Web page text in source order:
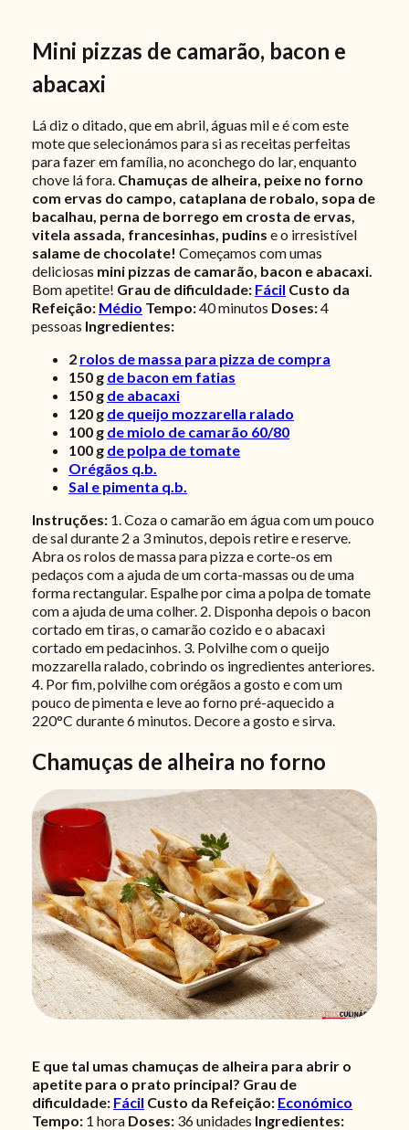
Mini pizzas de camarão, bacon e
abacaxi
Lá diz o ditado, que em abril, águas mil e é com este
mote que selecionámos para si as receitas perfeitas
para fazer em família, no aconchego do lar, enquanto
chove lá fora. Chamuças de alheira, peixe no forno
com ervas do campo, cataplana de robalo, sopa de
bacalhau, perna de borrego em crosta de ervas,
vitela assada, francesinhas, pudins e o irresistível
salame de chocolate! Começamos com umas
deliciosas mini pizzas de camarão, bacon e abacaxi.
Bom apetite! Grau de dificuldade: Fácil Custo da
Refeição: Médio Tempo:40 minutos Doses:4
pessoas Ingredientes:
2 rolos de massa para pizza de compra
150 g de bacon em fatias
150 g de abacaxi
120 g de queijo mozzarella ralado
100 g de miolo de camarão 60/80
100 g de polpa de tomate
Orégãos q.b.
Sal e pimenta q.b.
Instruções: 1. Coza o camarão em água com um pouco
de sal durante 2 a 3 minutos, depois retire e reserve.
Abra os rolos de massa para pizza e corte-os em
pedaços com a ajuda de um corta-massas ou de uma
forma rectangular. Espalhe por cima a polpa de tomate
com a ajuda de uma colher. 2. Disponha depois o bacon
cortado em tiras, o camarão cozido e o abacaxi
cortado em pedacinhos. 3. Polvilhe com o queijo
mozzarella ralado, cobrindo os ingredientes anteriores.
4. Por fim, polvilhe com orégãos a gosto e com um
pouco de pimenta e leve ao forno pré-aquecido a
220°C durante 6 minutos. Decore a gosto e sirva.
Chamuças de alheira no forno
E que tal umas chamuças de alheira para abrir o
apetite para o prato principal? Grau de
dificuldade: Fácil Custo da Refeição: Económico
Tempo: 1 hora Doses: 36 unidades Ingredientes: